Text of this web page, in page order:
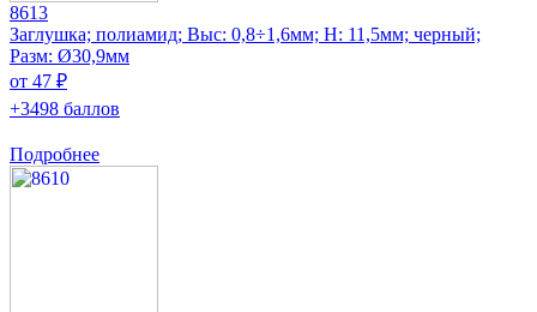
8613
Заглушка; полиамид; Выс: 0,8÷1,6мм; H: 11,5мм; черный;
Разм: Ø30,9мм
от 47 ₽
+3498 баллов
Подробнее